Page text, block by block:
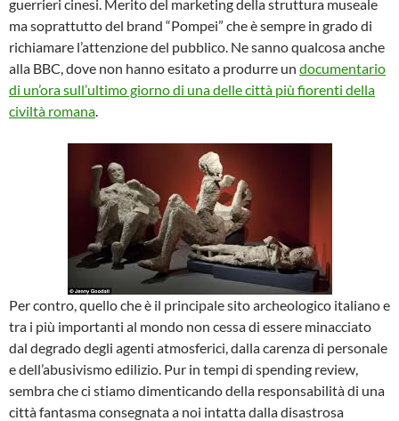
guerrieri cinesi. Merito del marketing della struttura museale
ma soprattutto del brand “Pompei” che è sempre in grado di
richiamare l’attenzione del pubblico. Ne sanno qualcosa anche
alla BBC, dove non hanno esitato a produrre un documentario
di un’ora sull’ultimo giorno di una delle città più fiorenti della
civiltà romana.
Per contro, quello che è il principale sito archeologico italiano e
tra i più importanti al mondo non cessa di essere minacciato
dal degrado degli agenti atmosferici, dalla carenza di personale
e dell’abusivismo edilizio. Pur in tempi di spending review,
sembra che ci stiamo dimenticando della responsabilità di una
città fantasma consegnata a noi intatta dalla disastrosa